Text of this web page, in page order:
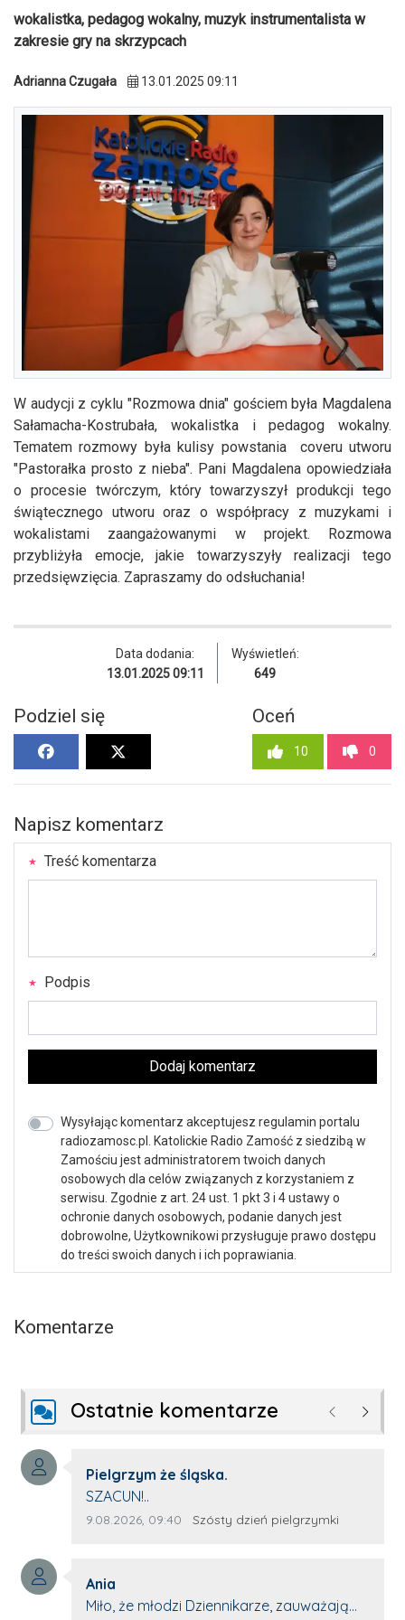
wokalistka, pedagog wokalny, muzyk instrumentalista w
zakresie gry na skrzypcach
Adrianna Czugała 13.01.2025 09:11
W audycji z cyklu "Rozmowa dnia" gościem była Magdalena
Sałamacha-Kostrubała, wokalistka i pedagog wokalny.
Tematem rozmowy była kulisy powstania coveru utworu
"Pastorałka prosto z nieba". Pani Magdalena opowiedziała
o procesie twórczym, który towarzyszył produkcji tego
świątecznego utworu oraz o współpracy z muzykami i
wokalistami zaangażowanymi w projekt. Rozmowa
przybliżyła emocje, jakie towarzyszyły realizacji tego
przedsięwzięcia. Zapraszamy do odsłuchania!
Data dodania:
13.01.2025 09:11
Wyświetleń:
649
Podziel się Oceń
10 0
Napisz komentarz
Treść komentarza
Podpis
Dodaj komentarz
Wysyłając komentarz akceptujesz regulamin portalu
radiozamosc.pl. Katolickie Radio Zamość z siedzibą w
Zamościu jest administratorem twoich danych
osobowych dla celów związanych z korzystaniem z
serwisu. Zgodnie z art. 24 ust. 1 pkt 3 i 4 ustawy o
ochronie danych osobowych, podanie danych jest
dobrowolne, Użytkownikowi przysługuje prawo dostępu
do treści swoich danych i ich poprawiania.
Komentarze
Ostatnie komentarze Poprzednie
Autor komentarza:
Pielgrzym że śląska.
Treść komentarza:
SZACUN!..
Data dodania komentarza:
9.08.2026, 09:40 Źródło komentarza:
Szósty dzień pielgrzymki
Autor komentarza:
Ania
Treść komentarza:
Miło, że młodzi Dziennikarze, zauważają